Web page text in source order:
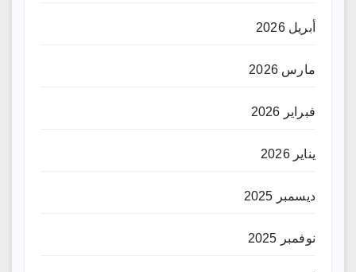
أبريل 2026
مارس 2026
فبراير 2026
يناير 2026
ديسمبر 2025
نوفمبر 2025